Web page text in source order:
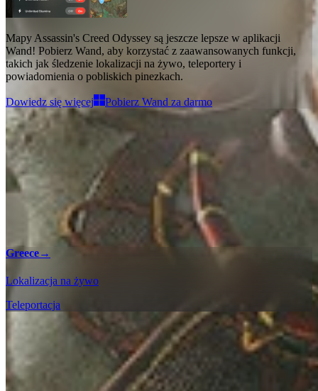
Mapy Assassin's Creed Odyssey są jeszcze lepsze w aplikacji
Wand! Pobierz Wand, aby korzystać z zaawansowanych funkcji,
takich jak śledzenie lokalizacji na żywo, teleportery i
powiadomienia o pobliskich pinezkach.
Dowiedz się więcej Pobierz Wand za darmo
Greece→
Lokalizacja na żywo
Teleportacja